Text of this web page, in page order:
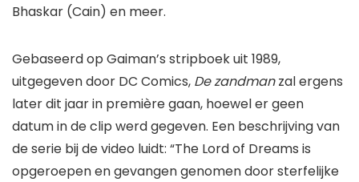
Bhaskar (Cain) en meer.
Gebaseerd op Gaiman’s stripboek uit 1989,
uitgegeven door DC Comics, De zandmanzal ergens
later dit jaar in première gaan, hoewel er geen
datum in de clip werd gegeven. Een beschrijving van
de serie bij de video luidt: “The Lord of Dreams is
opgeroepen en gevangen genomen door sterfelijke